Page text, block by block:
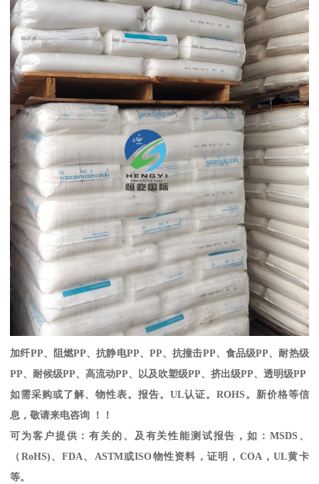
加纤PP、阻燃PP、抗静电PP、 PP、抗撞击PP、食品级PP、耐热级
PP、耐候级PP、高流动PP、以及吹塑级PP、挤出级PP、透明级PP
如需采购或了解、物性表。报告。 UL认证。 ROHS 。新价格等信
息，敬请来电咨询 ！！
可为客户提供：有关的、及有关性能测试报告，如： MSDS 、
（ RoHS) 、FDA、 ASTM或ISO物性资料，证明， COA，UL黄卡
等。